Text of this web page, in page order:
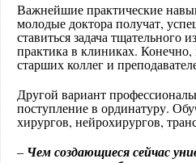
Важнейшие практические
молодые доктора получат,
ставиться задача
практика в клиниках.
старших коллег и
Другой вариант
поступление в ординатуру.
хирургов, нейрохирургов,
– Чем создающиеся сейчас